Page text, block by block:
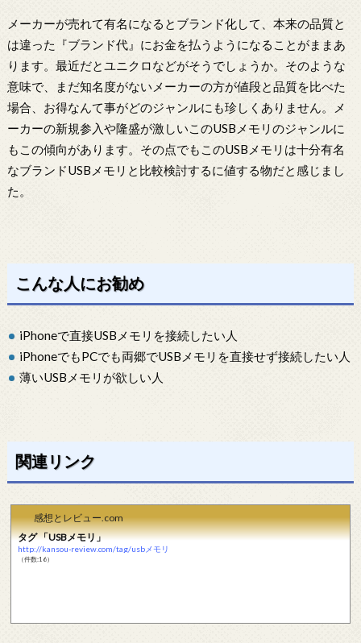
メーカーが売れて有名になるとブランド化して、本来の品質と
は違った『ブランド代』にお金を払うようになることがままあ
ります。最近だとユニクロなどがそうでしょうか。そのような
意味で、まだ知名度がないメーカーの方が値段と品質を比べた
場合、お得なんて事がどのジャンルにも珍しくありません。メ
ーカーの新規参入や隆盛が激しいこのUSBメモリのジャンルに
もこの傾向があります。その点でもこのUSBメモリは十分有名
なブランドUSBメモリと比較検討するに値する物だと感じまし
た。
こんな人にお勧め
iPhoneで直接USBメモリを接続したい人
iPhoneでもPCでも両郷でUSBメモリを直接せず接続したい人
薄いUSBメモリが欲しい人
関連リンク
感想とレビュー.com
タグ 「USBメモリ」
http://kansou-review.com/tag/usbメモリ
（件数:16）